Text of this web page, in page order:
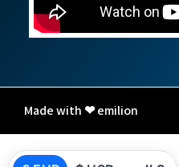
Made with ❤ emilion
עברית